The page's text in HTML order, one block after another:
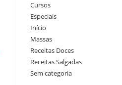
Cursos
Especiais
Início
Massas
Receitas Doces
Receitas Salgadas
Sem categoria